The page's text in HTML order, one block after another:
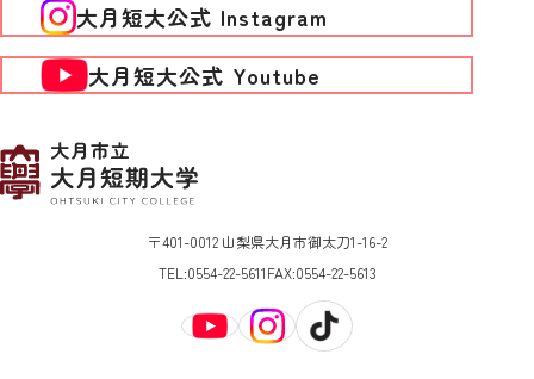
大月短大公式 Instagram
大月短大公式 Youtube
〒401-0012 山梨県大月市御太刀1-16-2
TEL:0554-22-5611FAX:0554-22-5613